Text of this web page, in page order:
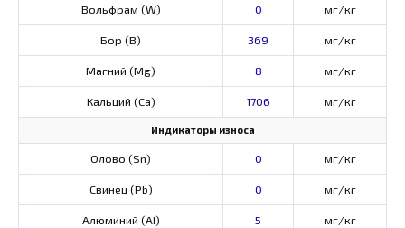
Вольфрам (W) 0 мг/кг
Бор (В) 369 мг/кг
Магний (Mg) 8 мг/кг
Кальций (Са) 1706 мг/кг
Индикаторы износа
Олово (Sn) 0 мг/кг
Свинец (Pb) 0 мг/кг
Алюминий (AI) 5 мг/кг